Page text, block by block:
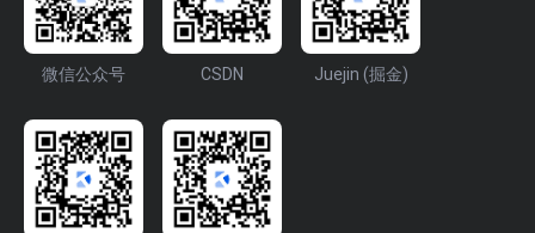
微信公众号 CSDN Juejin (掘金)